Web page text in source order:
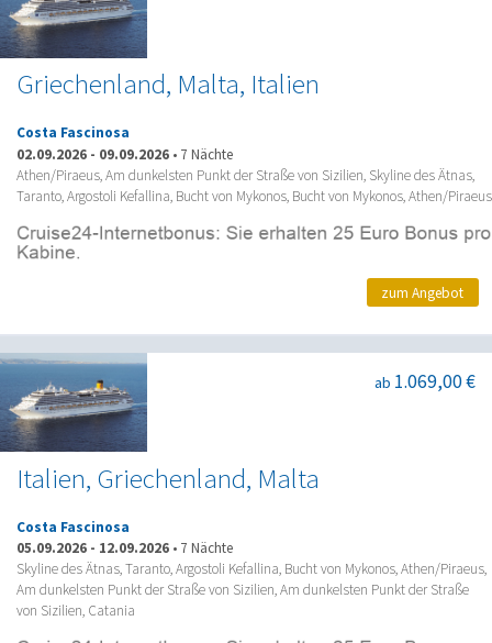
Griechenland, Malta, Italien
Costa Fascinosa
02.09.2026 - 09.09.2026 • 7 Nächte
Athen/Piraeus, Am dunkelsten Punkt der Straße von Sizilien, Skyline des Ätnas,
Taranto, Argostoli Kefallina, Bucht von Mykonos, Bucht von Mykonos, Athen/Piraeus
zum Angebot
Italien, Griechenland, Malta
ab 1.069,00 €
Costa Fascinosa
05.09.2026 - 12.09.2026 • 7 Nächte
Skyline des Ätnas, Taranto, Argostoli Kefallina, Bucht von Mykonos, Athen/Piraeus,
Am dunkelsten Punkt der Straße von Sizilien, Am dunkelsten Punkt der Straße
von Sizilien, Catania